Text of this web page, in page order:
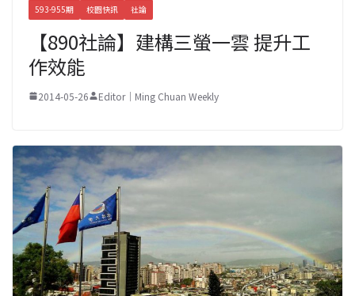
593-955期 校園快訊 社論
【890社論】建構三螢一雲 提升工
作效能
2014-05-26 Editor｜Ming Chuan Weekly